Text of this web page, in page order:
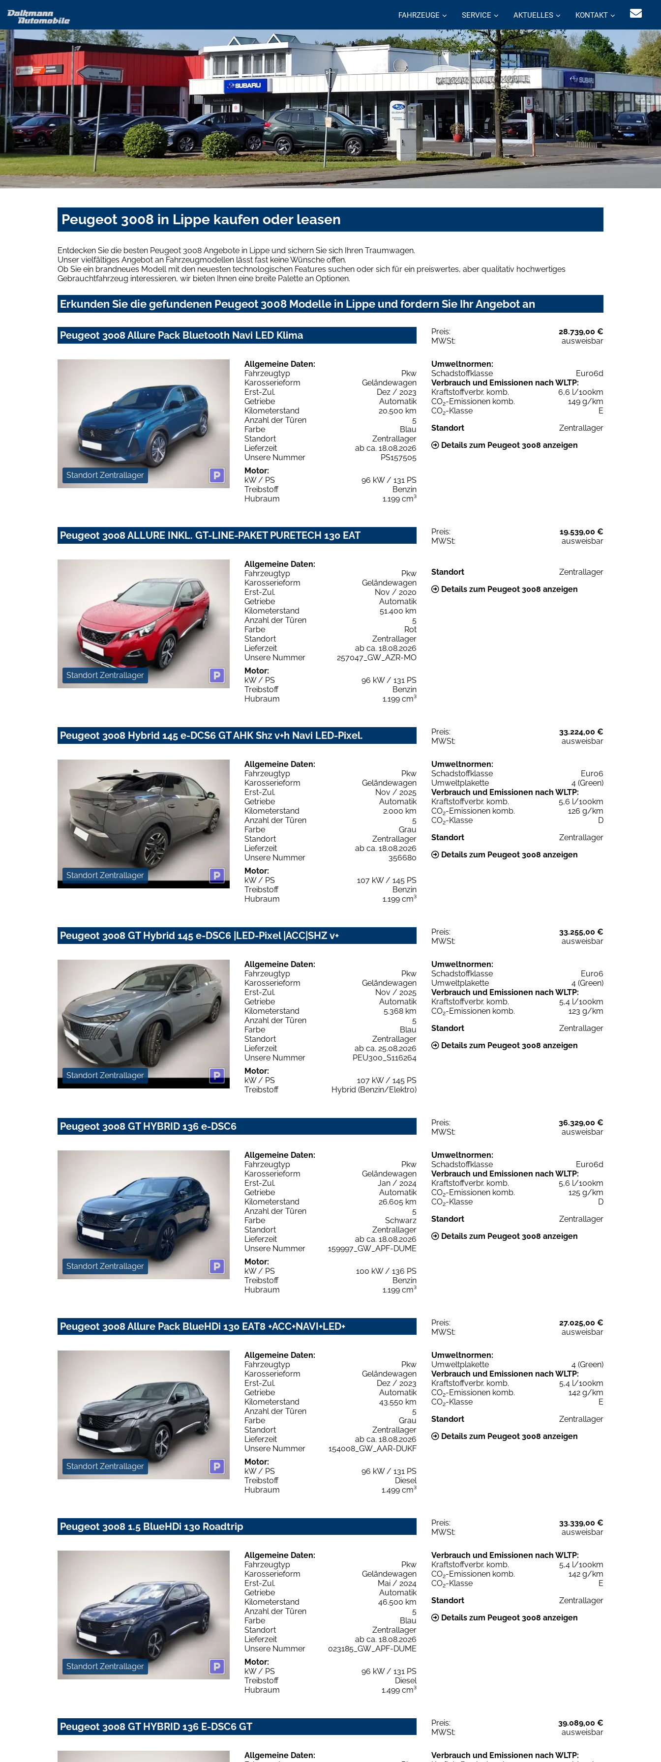
FAHRZEUGE SERVICE AKTUELLES KONTAKT
Peugeot 3008 in Lippe kaufen oder leasen
Entdecken Sie die besten Peugeot 3008 Angebote in Lippe und sichern Sie sich Ihren Traumwagen.
Unser vielfältiges Angebot an Fahrzeugmodellen lässt fast keine Wünsche offen.
Ob Sie ein brandneues Modell mit den neuesten technologischen Features suchen oder sich für ein preiswertes, aber qualitativ hochwertiges
Gebrauchtfahrzeug interessieren, wir bieten Ihnen eine breite Palette an Optionen.
Erkunden Sie die gefundenen Peugeot 3008 Modelle in Lippe und fordern Sie Ihr Angebot an
Peugeot 3008 Allure Pack Bluetooth Navi LED Klima Preis:
28.739,00 €
MWSt:
ausweisbar
Standort Zentrallager
Allgemeine Daten:
Fahrzeugtyp
Pkw
Karosserieform
Geländewagen
Erst-Zul.
Dez / 2023
Getriebe
Automatik
Kilometerstand
20.500 km
Anzahl der Türen
5
Farbe
Blau
Standort
Zentrallager
Lieferzeit
ab ca. 18.08.2026
Unsere Nummer
PS157505
Motor:
kW / PS
96 kW / 131 PS
Treibstoff
Benzin
Hubraum
1.199 cm³
Umweltnormen:
Schadstoffklasse
Euro6d
Verbrauch und Emissionen nach WLTP:
Kraftstoffverbr. komb.
6,6 l/100km
CO2-Emissionen komb.
149 g/km
CO2-Klasse
E
Standort
Zentrallager
Details zum Peugeot 3008 anzeigen
Peugeot 3008 ALLURE INKL. GT-LINE-PAKET PURETECH 130 EAT Preis:
19.539,00 €
MWSt:
ausweisbar
Standort Zentrallager
Allgemeine Daten:
Fahrzeugtyp
Pkw
Karosserieform
Geländewagen
Erst-Zul.
Nov / 2020
Getriebe
Automatik
Kilometerstand
51.400 km
Anzahl der Türen
5
Farbe
Rot
Standort
Zentrallager
Lieferzeit
ab ca. 18.08.2026
Unsere Nummer
257047_GW_AZR-MO
Motor:
kW / PS
96 kW / 131 PS
Treibstoff
Benzin
Hubraum
1.199 cm³
Standort
Zentrallager
Details zum Peugeot 3008 anzeigen
Peugeot 3008 Hybrid 145 e-DCS6 GT AHK Shz v+h Navi LED-Pixel. Preis:
33.224,00 €
MWSt:
ausweisbar
Standort Zentrallager
Allgemeine Daten:
Fahrzeugtyp
Pkw
Karosserieform
Geländewagen
Erst-Zul.
Nov / 2025
Getriebe
Automatik
Kilometerstand
2.000 km
Anzahl der Türen
5
Farbe
Grau
Standort
Zentrallager
Lieferzeit
ab ca. 18.08.2026
Unsere Nummer
356680
Motor:
kW / PS
107 kW / 145 PS
Treibstoff
Benzin
Hubraum
1.199 cm³
Umweltnormen:
Schadstoffklasse
Euro6
Umweltplakette
4 (Green)
Verbrauch und Emissionen nach WLTP:
Kraftstoffverbr. komb.
5,6 l/100km
CO2-Emissionen komb.
126 g/km
CO2-Klasse
D
Standort
Zentrallager
Details zum Peugeot 3008 anzeigen
Peugeot 3008 GT Hybrid 145 e-DSC6 |LED-Pixel |ACC|SHZ v+ Preis:
33.255,00 €
MWSt:
ausweisbar
Standort Zentrallager
Allgemeine Daten:
Fahrzeugtyp
Pkw
Karosserieform
Geländewagen
Erst-Zul.
Nov / 2025
Getriebe
Automatik
Kilometerstand
5.368 km
Anzahl der Türen
5
Farbe
Blau
Standort
Zentrallager
Lieferzeit
ab ca. 25.08.2026
Unsere Nummer
PEU300_S116264
Motor:
kW / PS
107 kW / 145 PS
Treibstoff
Hybrid (Benzin/Elektro)
Umweltnormen:
Schadstoffklasse
Euro6
Umweltplakette
4 (Green)
Verbrauch und Emissionen nach WLTP:
Kraftstoffverbr. komb.
5,4 l/100km
CO2-Emissionen komb.
123 g/km
Standort
Zentrallager
Details zum Peugeot 3008 anzeigen
Peugeot 3008 GT HYBRID 136 e-DSC6 Preis:
36.329,00 €
MWSt:
ausweisbar
Standort Zentrallager
Allgemeine Daten:
Fahrzeugtyp
Pkw
Karosserieform
Geländewagen
Erst-Zul.
Jan / 2024
Getriebe
Automatik
Kilometerstand
26.605 km
Anzahl der Türen
5
Farbe
Schwarz
Standort
Zentrallager
Lieferzeit
ab ca. 18.08.2026
Unsere Nummer
159997_GW_APF-DUME
Motor:
kW / PS
100 kW / 136 PS
Treibstoff
Benzin
Hubraum
1.199 cm³
Umweltnormen:
Schadstoffklasse
Euro6d
Verbrauch und Emissionen nach WLTP:
Kraftstoffverbr. komb.
5,6 l/100km
CO2-Emissionen komb.
125 g/km
CO2-Klasse
D
Standort
Zentrallager
Details zum Peugeot 3008 anzeigen
Peugeot 3008 Allure Pack BlueHDi 130 EAT8 +ACC+NAVI+LED+ Preis:
27.025,00 €
MWSt:
ausweisbar
Standort Zentrallager
Allgemeine Daten:
Fahrzeugtyp
Pkw
Karosserieform
Geländewagen
Erst-Zul.
Dez / 2023
Getriebe
Automatik
Kilometerstand
43.550 km
Anzahl der Türen
5
Farbe
Grau
Standort
Zentrallager
Lieferzeit
ab ca. 18.08.2026
Unsere Nummer
154008_GW_AAR-DUKF
Motor:
kW / PS
96 kW / 131 PS
Treibstoff
Diesel
Hubraum
1.499 cm³
Umweltnormen:
Umweltplakette
4 (Green)
Verbrauch und Emissionen nach WLTP:
Kraftstoffverbr. komb.
5,4 l/100km
CO2-Emissionen komb.
142 g/km
CO2-Klasse
E
Standort
Zentrallager
Details zum Peugeot 3008 anzeigen
Peugeot 3008 1.5 BlueHDi 130 Roadtrip Preis:
33.339,00 €
MWSt:
ausweisbar
Standort Zentrallager
Allgemeine Daten:
Fahrzeugtyp
Pkw
Karosserieform
Geländewagen
Erst-Zul.
Mai / 2024
Getriebe
Automatik
Kilometerstand
46.500 km
Anzahl der Türen
5
Farbe
Blau
Standort
Zentrallager
Lieferzeit
ab ca. 18.08.2026
Unsere Nummer
023185_GW_APF-DUME
Motor:
kW / PS
96 kW / 131 PS
Treibstoff
Diesel
Hubraum
1.499 cm³
Verbrauch und Emissionen nach WLTP:
Kraftstoffverbr. komb.
5,4 l/100km
CO2-Emissionen komb.
142 g/km
CO2-Klasse
E
Standort
Zentrallager
Details zum Peugeot 3008 anzeigen
Peugeot 3008 GT HYBRID 136 E-DSC6 GT Preis:
39.089,00 €
MWSt:
ausweisbar
Allgemeine Daten:
Verbrauch und Emissionen nach WLTP: